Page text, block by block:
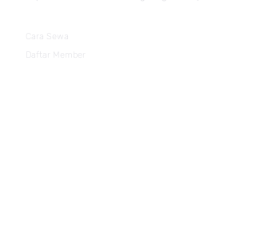
Cara Sewa
Daftar Member